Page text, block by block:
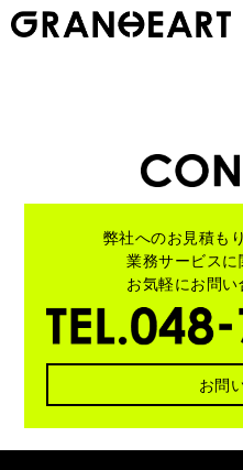
弊社へのお見積も
業務サービスに
お気軽にお問い
お問